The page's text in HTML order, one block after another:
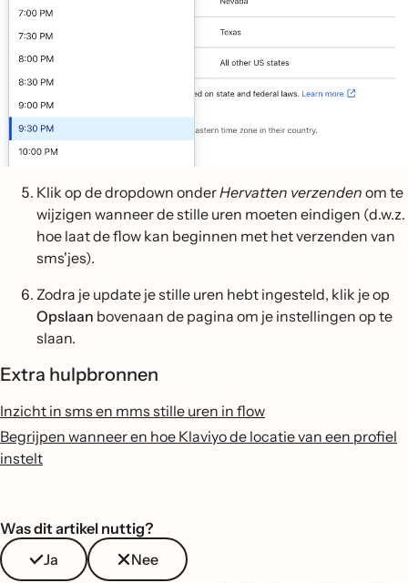
Klik op de dropdown onderHervatten verzenden om te
wijzigen wanneer de stille uren moeten eindigen (d.w.z.
hoe laat de flow kan beginnen met het verzenden van
sms'jes).
Zodra je update je stille uren hebt ingesteld, klik je op
Opslaan bovenaan de pagina om je instellingen op te
slaan.
Extra hulpbronnen
Inzicht in sms en mms stille uren in flow
Begrijpen wanneer en hoe Klaviyo de locatie van een profiel
instelt
Was dit artikel nuttig?
Ja
Nee